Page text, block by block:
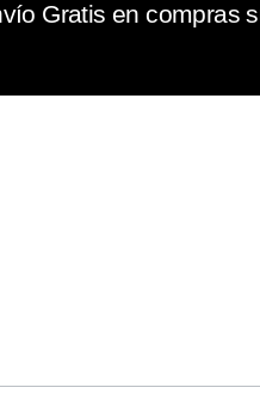
Gratis en compras